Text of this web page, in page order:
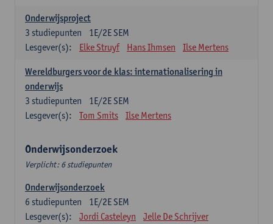
Onderwijsproject
1E/2E SEM
3 studiepunten
Lesgever(s):
Elke Struyf Hans Ihmsen Ilse Mertens
Wereldburgers voor de klas: internationalisering in
onderwijs
1E/2E SEM
3 studiepunten
Lesgever(s):
Tom Smits Ilse Mertens
Onderwijsonderzoek
Verplicht: 6 studiepunten
Onderwijsonderzoek
1E/2E SEM
6 studiepunten
Lesgever(s):
Jordi Casteleyn Jelle De Schrijver